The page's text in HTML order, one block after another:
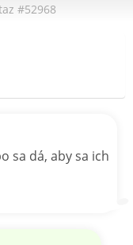
#52968
sa dá, aby sa ich